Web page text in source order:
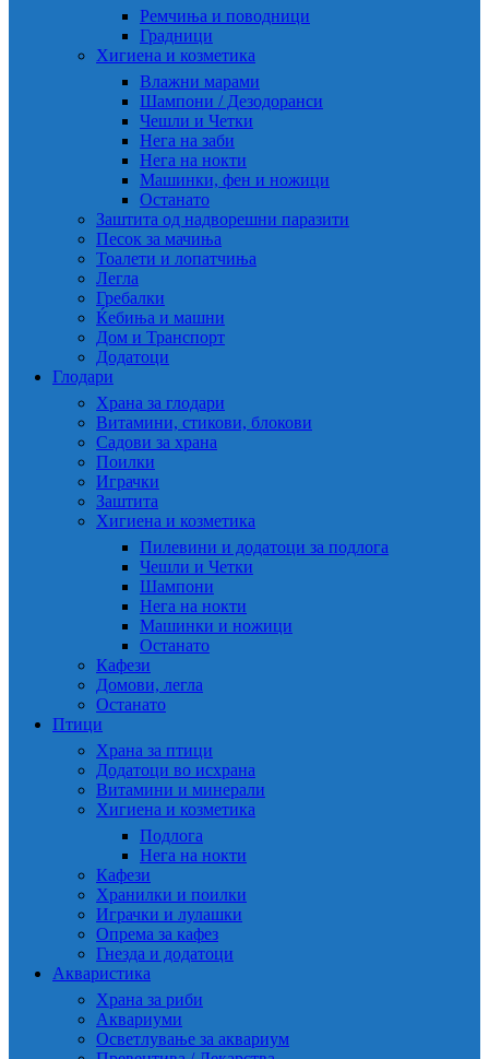
Ремчиња и поводници
Градници
Хигиена и козметика
Влажни марами
Шампони / Дезодоранси
Чешли и Четки
Нега на заби
Нега на нокти
Машинки, фен и ножици
Останато
Заштита од надворешни паразити
Песок за мачиња
Тоалети и лопатчиња
Легла
Гребалки
Ќебиња и машни
Дом и Транспорт
Додатоци
Глодари
Храна за глодари
Витамини, стикови, блокови
Садови за храна
Поилки
Играчки
Заштита
Хигиена и козметика
Пилевини и додатоци за подлога
Чешли и Четки
Шампони
Нега на нокти
Машинки и ножици
Останато
Кафези
Домови, легла
Останато
Птици
Храна за птици
Додатоци во исхрана
Витамини и минерали
Хигиена и козметика
Подлога
Нега на нокти
Кафези
Хранилки и поилки
Играчки и лулашки
Опрема за кафез
Гнезда и додатоци
Акваристика
Храна за риби
Аквариуми
Осветлување за аквариум